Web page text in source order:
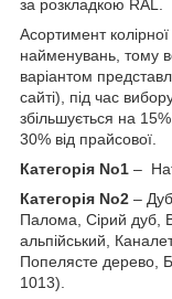
за розкладкою RAL.
Асортимент
найменувань, тому
варіантом
сайті), під час
збільшується на
30% від прайсової.
Категорія No1 –
Категорія No2 –
Палома, Сірий дуб,
альпійський,
Попелясте дерево,
1013).